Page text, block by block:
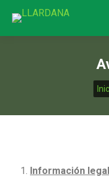
Información legal